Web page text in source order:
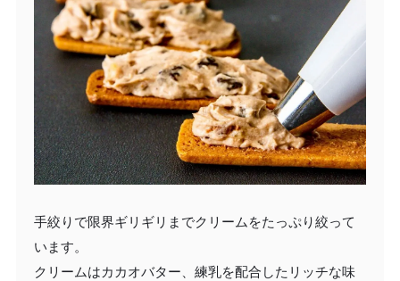
手絞りで限界ギリギリまでクリームをたっぷり絞って
います。
クリームはカカオバター、練乳を配合したリッチな味